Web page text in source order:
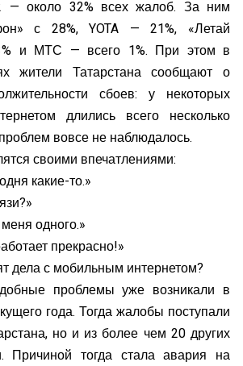
— около 32% всех жалоб. За ним
с 28%, YOTA — 21%, «Летай
и МТС — всего 1%. При этом в
жители Татарстана сообщают о
сбоев: у некоторых
длились всего несколько
вовсе не наблюдалось.
своими впечатлениями:
какие-то.»
одного.»
прекрасно!»
дела с мобильным интернетом?
проблемы уже возникали в
года. Тогда жалобы поступали
но и из более чем 20 других
Причиной тогда стала авария на